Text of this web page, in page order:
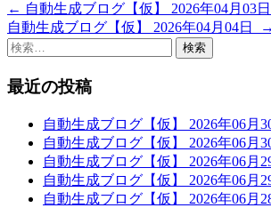
投
稿
ビ
← 自動生成ブログ【仮】 2026年04月03日
自動生成ブログ【仮】 2026年04月04日
→
検
最近の投稿
自動生成ブログ【仮】 2026年06月
自動生成ブログ【仮】 2026年06月
自動生成ブログ【仮】 2026年06月
自動生成ブログ【仮】 2026年06月
自動生成ブログ【仮】 2026年06月